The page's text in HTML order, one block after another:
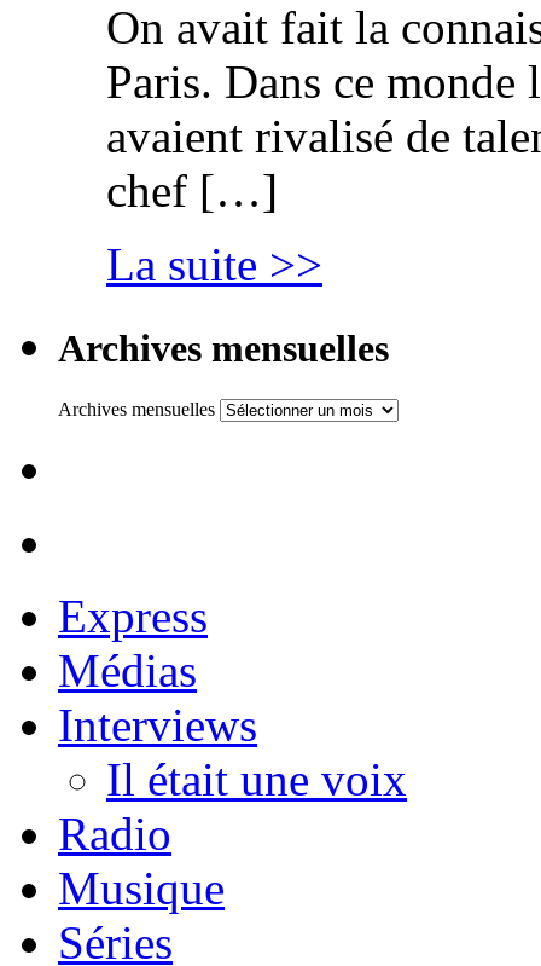
On avait fait la
Paris. Dans ce
avaient rivalisé de
chef […]
La suite >>
Archives mensuelles
Archives mensuelles
Express
Médias
Interviews
Il était une voix
Radio
Musique
Séries